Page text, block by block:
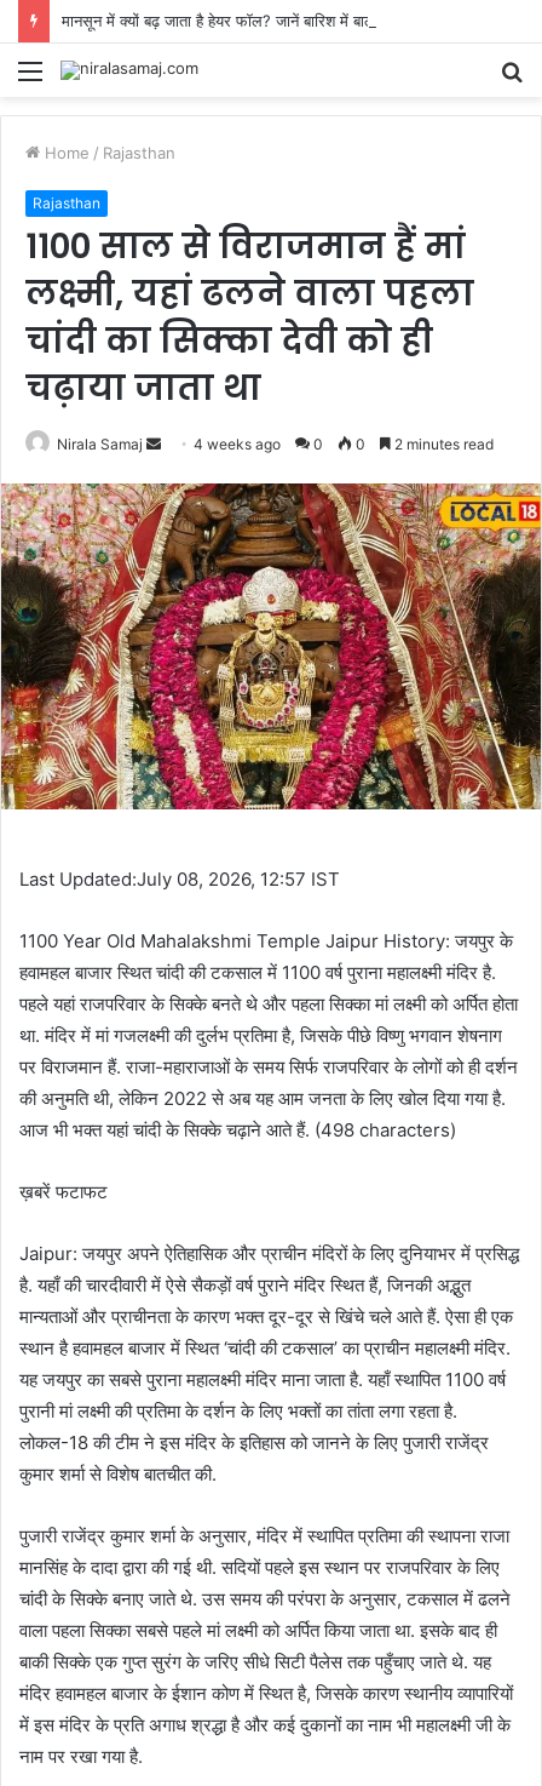
Menu
Home / Rajasthan
Rajasthan
1100 साल से विराजमान हैं मां
लक्ष्मी, यहां ढलने वाला पहला
चांदी का सिक्का देवी को ही
चढ़ाया जाता था
Nirala Samaj
Send
email
4 weeks ago 0 0 2 minutes read
Last Updated:July 08, 2026, 12:57 IST
1100 Year Old Mahalakshmi Temple Jaipur History: जयपुर के
हवामहल बाजार स्थित चांदी की टकसाल में 1100 वर्ष पुराना महालक्ष्मी मंदिर है.
पहले यहां राजपरिवार के सिक्के बनते थे और पहला सिक्का मां लक्ष्मी को अर्पित होता
था. मंदिर में मां गजलक्ष्मी की दुर्लभ प्रतिमा है, जिसके पीछे विष्णु भगवान शेषनाग
पर विराजमान हैं. राजा-महाराजाओं के समय सिर्फ राजपरिवार के लोगों को ही दर्शन
की अनुमति थी, लेकिन 2022 से अब यह आम जनता के लिए खोल दिया गया है.
आज भी भक्त यहां चांदी के सिक्के चढ़ाने आते हैं. (498 characters)
ख़बरें फटाफट
Jaipur: जयपुर अपने ऐतिहासिक और प्राचीन मंदिरों के लिए दुनियाभर में प्रसिद्ध
है. यहाँ की चारदीवारी में ऐसे सैकड़ों वर्ष पुराने मंदिर स्थित हैं, जिनकी अद्भुत
मान्यताओं और प्राचीनता के कारण भक्त दूर-दूर से खिंचे चले आते हैं. ऐसा ही एक
स्थान है हवामहल बाजार में स्थित ‘चांदी की टकसाल’ का प्राचीन महालक्ष्मी मंदिर.
यह जयपुर का सबसे पुराना महालक्ष्मी मंदिर माना जाता है. यहाँ स्थापित 1100 वर्ष
पुरानी मां लक्ष्मी की प्रतिमा के दर्शन के लिए भक्तों का तांता लगा रहता है.
लोकल-18 की टीम ने इस मंदिर के इतिहास को जानने के लिए पुजारी राजेंद्र
कुमार शर्मा से विशेष बातचीत की.
पुजारी राजेंद्र कुमार शर्मा के अनुसार, मंदिर में स्थापित प्रतिमा की स्थापना राजा
मानसिंह के दादा द्वारा की गई थी. सदियों पहले इस स्थान पर राजपरिवार के लिए
चांदी के सिक्के बनाए जाते थे. उस समय की परंपरा के अनुसार, टकसाल में ढलने
वाला पहला सिक्का सबसे पहले मां लक्ष्मी को अर्पित किया जाता था. इसके बाद ही
बाकी सिक्के एक गुप्त सुरंग के जरिए सीधे सिटी पैलेस तक पहुँचाए जाते थे. यह
मंदिर हवामहल बाजार के ईशान कोण में स्थित है, जिसके कारण स्थानीय व्यापारियों
में इस मंदिर के प्रति अगाध श्रद्धा है और कई दुकानों का नाम भी महालक्ष्मी जी के
नाम पर रखा गया है.